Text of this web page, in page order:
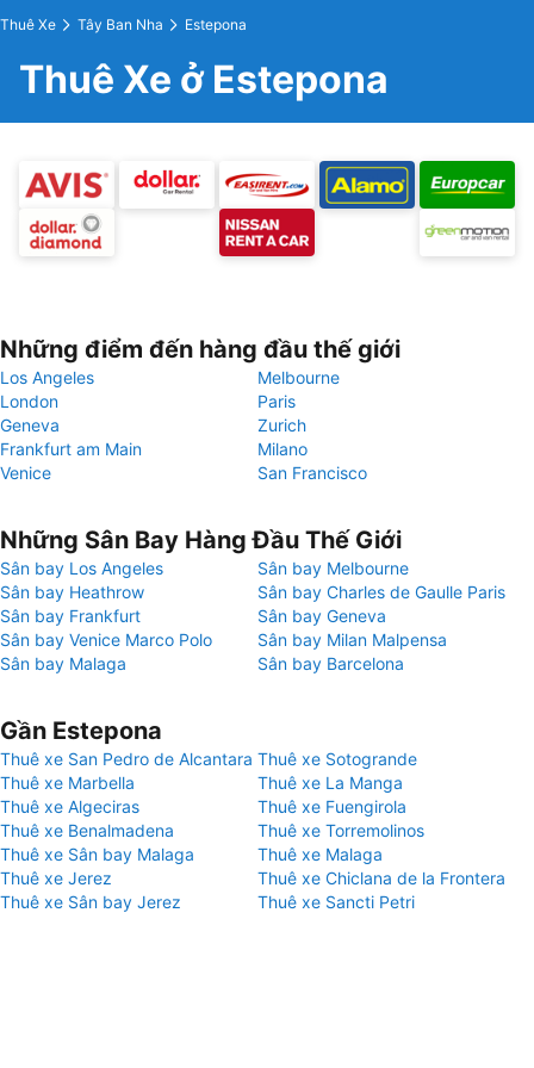
Thuê Xe Tây Ban Nha Estepona
Thuê Xe ở Estepona
Những điểm đến hàng đầu thế giới
Los Angeles
Melbourne
London
Paris
Geneva
Zurich
Frankfurt am Main
Milano
Venice
San Francisco
Những Sân Bay Hàng Đầu Thế Giới
Sân bay Los Angeles
Sân bay Melbourne
Sân bay Heathrow
Sân bay Charles de Gaulle Paris
Sân bay Frankfurt
Sân bay Geneva
Sân bay Venice Marco Polo
Sân bay Milan Malpensa
Sân bay Malaga
Sân bay Barcelona
Gần Estepona
Thuê xe San Pedro de Alcantara Thuê xe Sotogrande
Thuê xe Marbella
Thuê xe La Manga
Thuê xe Algeciras
Thuê xe Fuengirola
Thuê xe Benalmadena
Thuê xe Torremolinos
Thuê xe Sân bay Malaga
Thuê xe Malaga
Thuê xe Jerez
Thuê xe Chiclana de la Frontera
Thuê xe Sân bay Jerez
Thuê xe Sancti Petri